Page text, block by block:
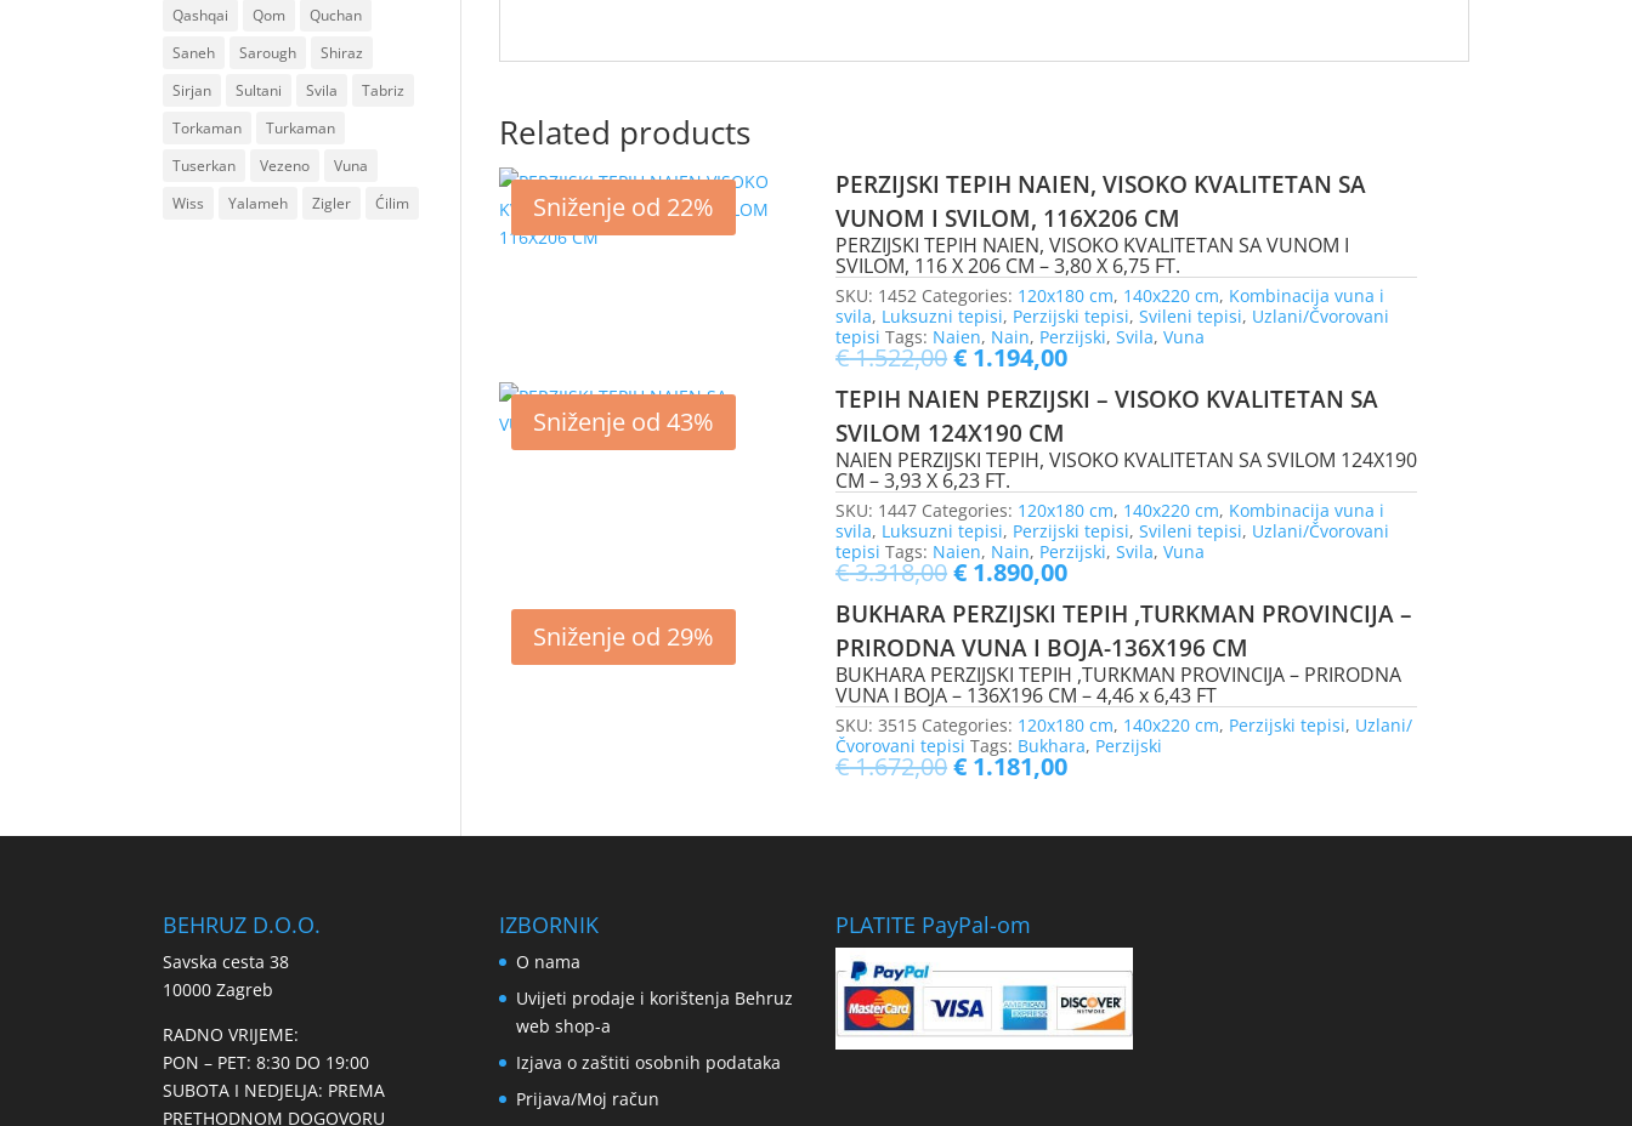
Related products
Sniženje od 22%
PERZIJSKI TEPIH NAIEN, VISOKO KVALITETAN SA
VUNOM I SVILOM, 116X206 CM
PERZIJSKI TEPIH NAIEN, VISOKO KVALITETAN SA VUNOM I
SVILOM, 116 X 206 CM – 3,80 X 6,75 FT.
SKU: 1452 Categories: 120x180 cm, 140x220 cm, Kombinacija vuna i
svila, Luksuzni tepisi, Perzijski tepisi,Svileni tepisi, Uzlani/Čvorovani
tepisi Tags: Naien, Nain, Perzijski,Svila,Vuna
€1.522,00€ 1.194,00
Sniženje od 43%
TEPIH NAIEN PERZIJSKI – VISOKO KVALITETAN SA
SVILOM 124X190 CM
NAIEN PERZIJSKI TEPIH, VISOKO KVALITETAN SA SVILOM 124X190
CM – 3,93 X 6,23 FT.
SKU: 1447 Categories: 120x180 cm, 140x220 cm, Kombinacija vuna i
svila, Luksuzni tepisi, Perzijski tepisi,Svileni tepisi, Uzlani/Čvorovani
tepisi Tags: Naien, Nain, Perzijski,Svila,Vuna
€3.318,00€ 1.890,00
Sniženje od 29%
BUKHARA PERZIJSKI TEPIH ,TURKMAN PROVINCIJA –
PRIRODNA VUNA I BOJA-136X196 CM
BUKHARA PERZIJSKI TEPIH ,TURKMAN PROVINCIJA – PRIRODNA
VUNA I BOJA – 136X196 CM – 4,46 x 6,43 FT
SKU:3515 Categories: 120x180 cm, 140x220 cm, Perzijski tepisi, Uzlani/
Čvorovani tepisi Tags: Bukhara, Perzijski
€1.672,00€ 1.181,00
Qashqai
Qom
Quchan
Saneh
Sarough
Shiraz
Sirjan
Sultani Svila
Tabriz
Torkaman
Turkaman
Tuserkan
Vezeno
Vuna
Wiss
Yalameh Zigler Ćilim
BEHRUZ D.O.O.
Savska cesta 38
10000 Zagreb
RADNO VRIJEME:
PON – PET: 8:30 DO 19:00
SUBOTA I NEDJELJA: PREMA
PRETHODNOM DOGOVORU
IZBORNIK
O nama
Uvijeti prodaje i korištenja Behruz
web shop-a
Izjava o zaštiti osobnih podataka
Prijava/Moj račun
PLATITE PayPal-om